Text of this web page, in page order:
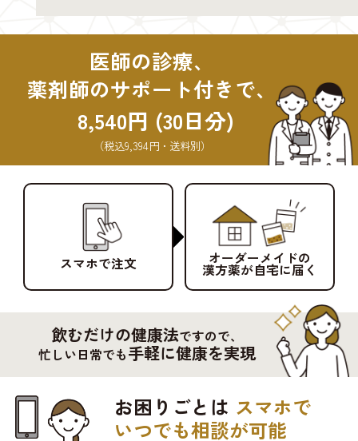
医師の診療、
薬剤師のサポート付きで、
8,540円 (30日分)
（税込9,394円・送料別）
スマホで注文 オーダーメイドの
漢方薬が自宅に届く
飲むだけの健康法ですので、
忙しい日常でも手軽に健康を実現
お困りごとは スマホで
いつでも相談が可能